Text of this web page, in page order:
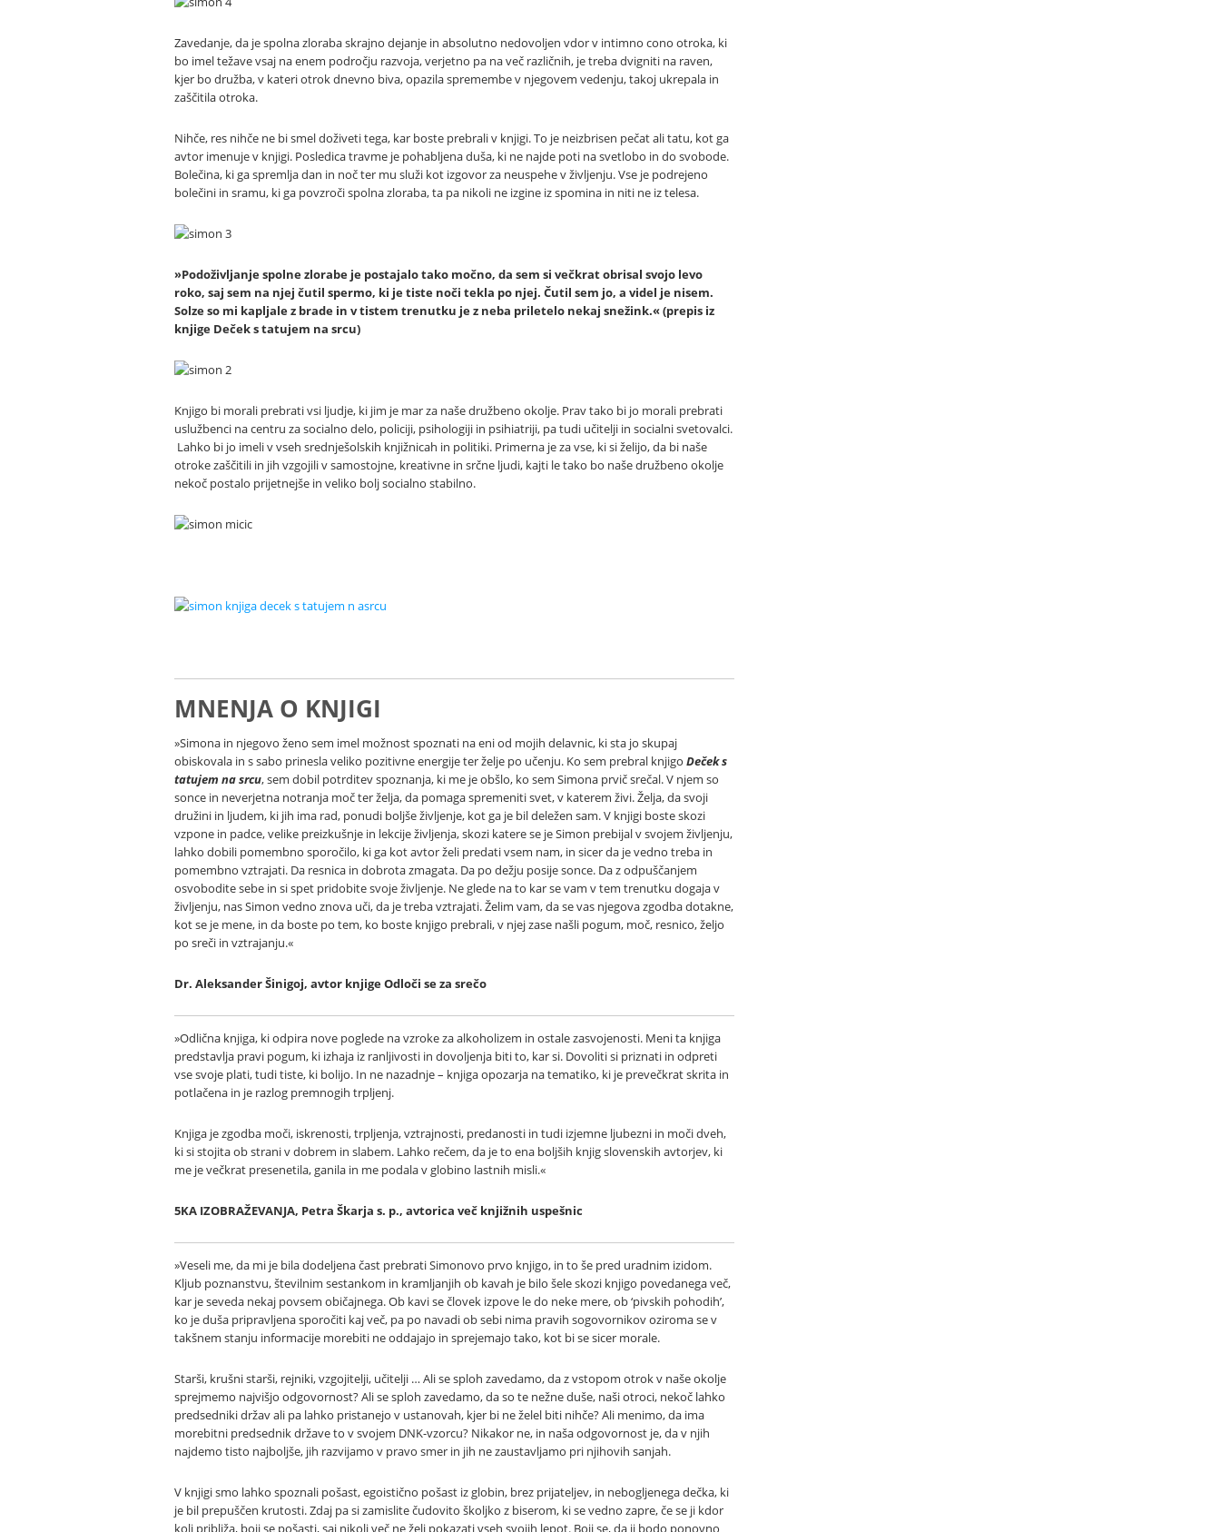
Zavedanje, da je spolna zloraba skrajno dejanje in absolutno nedovoljen vdor v intimno cono otroka, ki
bo imel težave vsaj na enem področju razvoja, verjetno pa na več različnih, je treba dvigniti na raven,
kjer bo družba, v kateri otrok dnevno biva, opazila spremembe v njegovem vedenju, takoj ukrepala in
zaščitila otroka.
Nihče, res nihče ne bi smel doživeti tega, kar boste prebrali v knjigi. To je neizbrisen pečat ali tatu, kot ga
avtor imenuje v knjigi. Posledica travme je pohabljena duša, ki ne najde poti na svetlobo in do svobode.
Bolečina, ki ga spremlja dan in noč ter mu služi kot izgovor za neuspehe v življenju. Vse je podrejeno
bolečini in sramu, ki ga povzroči spolna zloraba, ta pa nikoli ne izgine iz spomina in niti ne iz telesa.
»Podoživljanje spolne zlorabe je postajalo tako močno, da sem si večkrat obrisal svojo levo
roko, saj sem na njej čutil spermo, ki je tiste noči tekla po njej. Čutil sem jo, a videl je nisem.
Solze so mi kapljale z brade in v tistem trenutku je z neba priletelo nekaj snežink.« (prepis iz
knjige Deček s tatujem na srcu)
Knjigo bi morali prebrati vsi ljudje, ki jim je mar za naše družbeno okolje. Prav tako bi jo morali prebrati
uslužbenci na centru za socialno delo, policiji, psihologiji in psihiatriji, pa tudi učitelji in socialni svetovalci.
Lahko bi jo imeli v vseh srednješolskih knjižnicah in politiki. Primerna je za vse, ki si želijo, da bi naše
otroke zaščitili in jih vzgojili v samostojne, kreativne in srčne ljudi, kajti le tako bo naše družbeno okolje
nekoč postalo prijetnejše in veliko bolj socialno stabilno.
MNENJA O KNJIGI
»Simona in njegovo ženo sem imel možnost spoznati na eni od mojih delavnic, ki sta jo skupaj
obiskovala in s sabo prinesla veliko pozitivne energije ter želje po učenju. Ko sem prebral knjigo Deček s
tatujem na srcu, sem dobil potrditev spoznanja, ki me je obšlo, ko sem Simona prvič srečal. V njem so
sonce in neverjetna notranja moč ter želja, da pomaga spremeniti svet, v katerem živi. Želja, da svoji
družini in ljudem, ki jih ima rad, ponudi boljše življenje, kot ga je bil deležen sam. V knjigi boste skozi
vzpone in padce, velike preizkušnje in lekcije življenja, skozi katere se je Simon prebijal v svojem življenju,
lahko dobili pomembno sporočilo, ki ga kot avtor želi predati vsem nam, in sicer da je vedno treba in
pomembno vztrajati. Da resnica in dobrota zmagata. Da po dežju posije sonce. Da z odpuščanjem
osvobodite sebe in si spet pridobite svoje življenje. Ne glede na to kar se vam v tem trenutku dogaja v
življenju, nas Simon vedno znova uči, da je treba vztrajati. Želim vam, da se vas njegova zgodba dotakne,
kot se je mene, in da boste po tem, ko boste knjigo prebrali, v njej zase našli pogum, moč, resnico, željo
po sreči in vztrajanju.«
Dr. Aleksander Šinigoj, avtor knjige Odloči se za srečo
»Odlična knjiga, ki odpira nove poglede na vzroke za alkoholizem in ostale zasvojenosti. Meni ta knjiga
predstavlja pravi pogum, ki izhaja iz ranljivosti in dovoljenja biti to, kar si. Dovoliti si priznati in odpreti
vse svoje plati, tudi tiste, ki bolijo. In ne nazadnje – knjiga opozarja na tematiko, ki je prevečkrat skrita in
potlačena in je razlog premnogih trpljenj.
Knjiga je zgodba moči, iskrenosti, trpljenja, vztrajnosti, predanosti in tudi izjemne ljubezni in moči dveh,
ki si stojita ob strani v dobrem in slabem. Lahko rečem, da je to ena boljših knjig slovenskih avtorjev, ki
me je večkrat presenetila, ganila in me podala v globino lastnih misli.«
5KA IZOBRAŽEVANJA, Petra Škarja s. p., avtorica več knjižnih uspešnic
»Veseli me, da mi je bila dodeljena čast prebrati Simonovo prvo knjigo, in to še pred uradnim izidom.
Kljub poznanstvu, številnim sestankom in kramljanjih ob kavah je bilo šele skozi knjigo povedanega več,
kar je seveda nekaj povsem običajnega. Ob kavi se človek izpove le do neke mere, ob ‘pivskih pohodih’,
ko je duša pripravljena sporočiti kaj več, pa po navadi ob sebi nima pravih sogovornikov oziroma se v
takšnem stanju informacije morebiti ne oddajajo in sprejemajo tako, kot bi se sicer morale.
Starši, krušni starši, rejniki, vzgojitelji, učitelji … Ali se sploh zavedamo, da z vstopom otrok v naše okolje
sprejmemo najvišjo odgovornost? Ali se sploh zavedamo, da so te nežne duše, naši otroci, nekoč lahko
predsedniki držav ali pa lahko pristanejo v ustanovah, kjer bi ne želel biti nihče? Ali menimo, da ima
morebitni predsednik države to v svojem DNK-vzorcu? Nikakor ne, in naša odgovornost je, da v njih
najdemo tisto najboljše, jih razvijamo v pravo smer in jih ne zaustavljamo pri njihovih sanjah.
V knjigi smo lahko spoznali pošast, egoistično pošast iz globin, brez prijateljev, in nebogljenega dečka, ki
je bil prepuščen krutosti. Zdaj pa si zamislite čudovito školjko z biserom, ki se vedno zapre, če se ji kdor
koli približa, boji se pošasti, saj nikoli več ne želi pokazati vseh svojih lepot. Boji se, da ji bodo ponovno